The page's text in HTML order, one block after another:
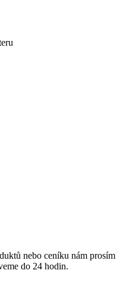
nebo ceníku nám prosím
do 24 hodin.